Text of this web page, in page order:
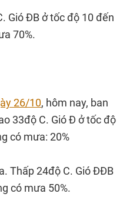
Gió ĐB ở tốc độ 10 đến
70%.
26/10, hôm nay, ban
33độ C. Gió Đ ở tốc độ
có mưa: 20%
Thấp 24độ C. Gió ĐĐB
có mưa 50%.